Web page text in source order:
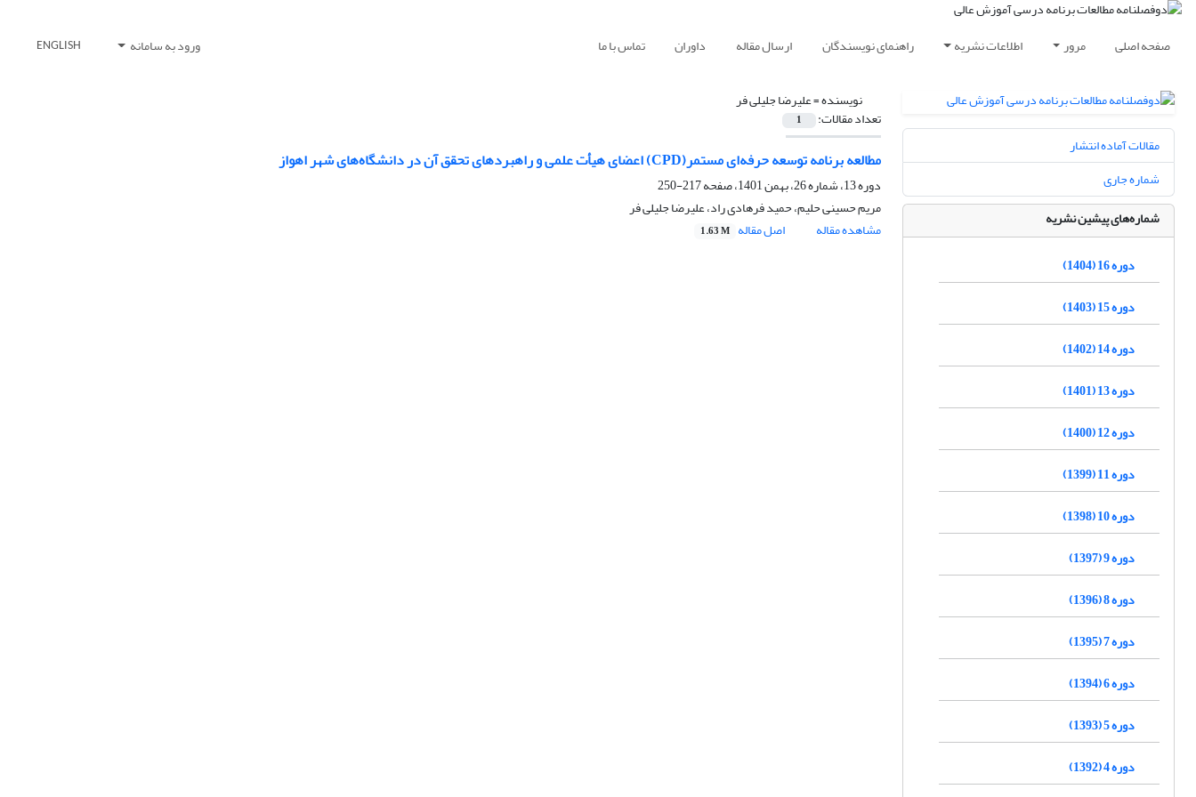
صفحه اصلی مرور اطلاعات نشریه راهنمای نویسندگان ارسال مقاله داوران تماس با ما ورود به سامانه ENGLISH
نویسنده =علیرضا جلیلی فر
تعداد مقالات: 1
مطالعه برنامه توسعه حرفه‌ای مستمر(CPD) اعضای هیأت علمی و راهبردهای تحقق آن در دانشگاه‌های شهر اهواز
دوره 13، شماره 26، بهمن 1401، صفحه
217-250
مریم حسینی حلیم، حمید فرهادی راد، علیرضا جلیلی فر
مشاهده مقاله
اصل مقاله 1.63 M
مقالات آماده انتشار
شماره جاری
شماره‌های پیشین نشریه
دوره 16 (1404)
دوره 15 (1403)
دوره 14 (1402)
دوره 13 (1401)
دوره 12 (1400)
دوره 11 (1399)
دوره 10 (1398)
دوره 9 (1397)
دوره 8 (1396)
دوره 7 (1395)
دوره 6 (1394)
دوره 5 (1393)
دوره 4 (1392)